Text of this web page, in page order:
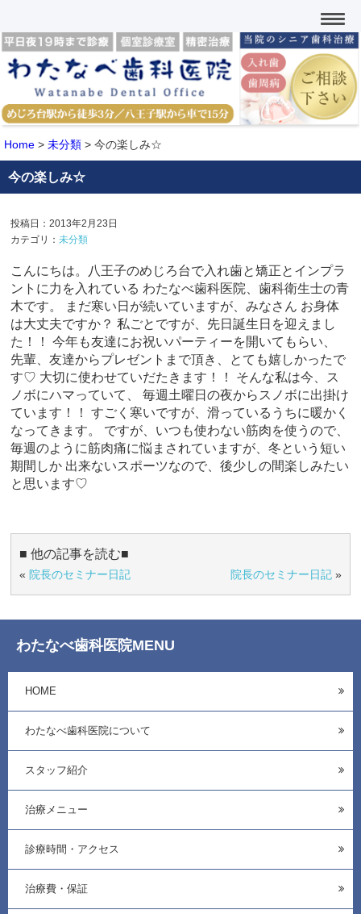
Home > 未分類 > 今の楽しみ☆
今の楽しみ☆
投稿日：2013年2月23日
カテゴリ：未分類
こんにちは。八王子のめじろ台で入れ歯と矯正とインプラ
ントに力を入れている わたなべ歯科医院、歯科衛生士の青
木です。 まだ寒い日が続いていますが、みなさん お身体
は大丈夫ですか？ 私ごとですが、先日誕生日を迎えまし
た！！ 今年も友達にお祝いパーティーを開いてもらい、
先輩、友達からプレゼントまで頂き、とても嬉しかったで
す♡ 大切に使わせていだたきます！！ そんな私は今、ス
ノボにハマっていて、 毎週土曜日の夜からスノボに出掛け
ています！！ すごく寒いですが、滑っているうちに暖かく
なってきます。 ですが、いつも使わない筋肉を使うので、
毎週のように筋肉痛に悩まされていますが、冬という短い
期間しか 出来ないスポーツなので、後少しの間楽しみたい
と思います♡
■ 他の記事を読む■
« 院長のセミナー日記 院長のセミナー日記»
わたなべ歯科医院MENU
HOME
わたなべ歯科医院について
スタッフ紹介
治療メニュー
診療時間・アクセス
治療費・保証